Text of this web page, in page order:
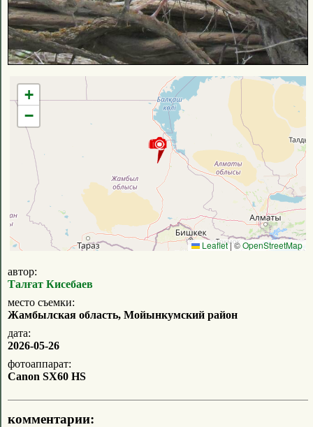
+
−
Leaflet|©OpenStreetMap
автор:
Талғат Кисебаев
место съемки:
Жамбылская область, Мойынкумский район
дата:
2026-05-26
фотоаппарат:
Canon SX60 HS
комментарии: